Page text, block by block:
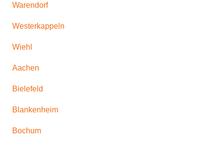
Warendorf
Westerkappeln
Wiehl
Aachen
Bielefeld
Blankenheim
Bochum